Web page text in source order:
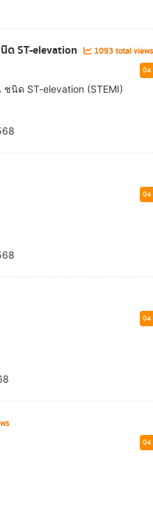
ด ST-elevation 1093 total views
04
นิด ST-elevation (STEMI)
04
04
04